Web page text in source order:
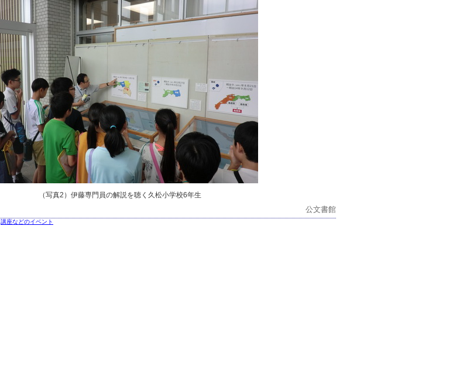
（写真2）伊藤専門員の解説を聴く久松小学校6年生
公文書館
講座などのイベント